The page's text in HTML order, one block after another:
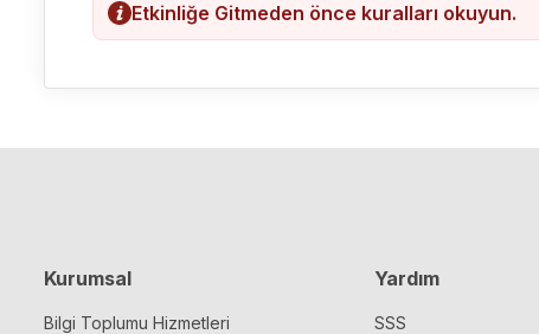
Etkinliğe Gitmeden önce kuralları okuyun.
Kurumsal
Bilgi Toplumu Hizmetleri
Yardım
SSS